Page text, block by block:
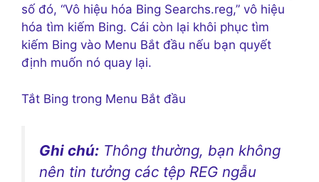
số đó, “Vô hiệu hóa Bing Searchs.reg,” vô hiệu
hóa tìm kiếm Bing. Cái còn lại khôi phục tìm
kiếm Bing vào Menu Bắt đầu nếu bạn quyết
định muốn nó quay lại.
Tắt Bing trong Menu Bắt đầu
Ghi chú: Thông thường, bạn không
nên tin tưởng các tệp REG ngẫu